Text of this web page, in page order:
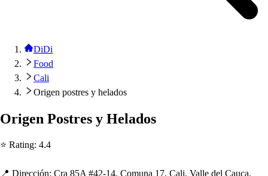
DiDi
Food
Cali
Origen postres y helados
Origen Postres y Helados
⭐ Rating: 4.4
📍 Dirección: Cra 85A #42-14, Comuna 17, Cali, Valle del Cauca,